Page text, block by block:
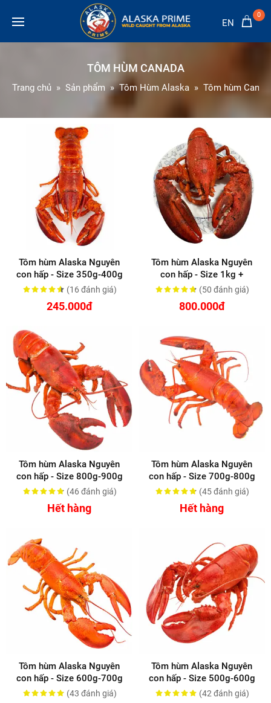
EN
0
TÔM HÙM CANADA
Trang chủ Sản phẩm Tôm Hùm Alaska Tôm hùm
Tôm hùm Alaska Nguyên
con hấp - Size 350g-400g
(16 đánh giá)
245.000đ
Tôm hùm Alaska Nguyên
con hấp - Size 1kg +
(50 đánh giá)
800.000đ
Tôm hùm Alaska Nguyên
con hấp - Size 800g-900g
(46 đánh giá)
Hết hàng
Tôm hùm Alaska Nguyên
con hấp - Size 700g-800g
(45đánh giá)
Hết hàng
Tôm hùm Alaska Nguyên
con hấp - Size 600g-700g
(43 đánh giá)
Tôm hùm Alaska Nguyên
con hấp - Size 500g-600g
(42 đánh giá)